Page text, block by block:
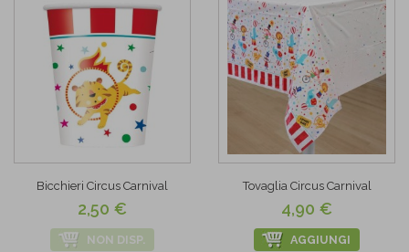
Bicchieri Circus Carnival
2,50 €
NON DISP.
Tovaglia Circus Carnival
4,90 €
AGGIUNGI